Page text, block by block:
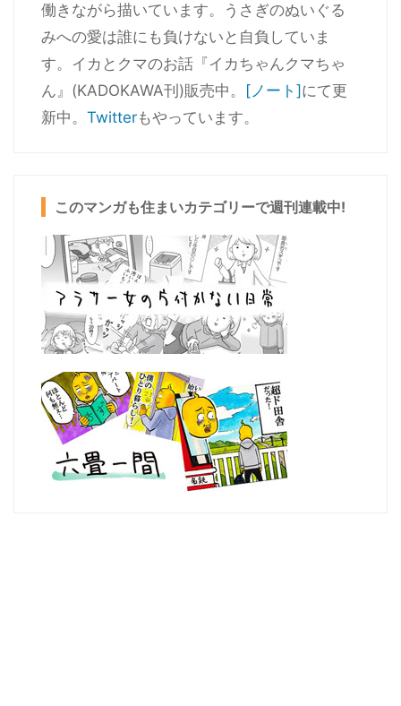
働きながら描いています。うさぎのぬいぐる
みへの愛は誰にも負けないと自負していま
す。イカとクマのお話『イカちゃんクマちゃ
ん』(KADOKAWA刊)販売中。
[ノート] にて更
新中。 Twitterもやっています。
このマンガも住まいカテゴリーで週刊連載中!